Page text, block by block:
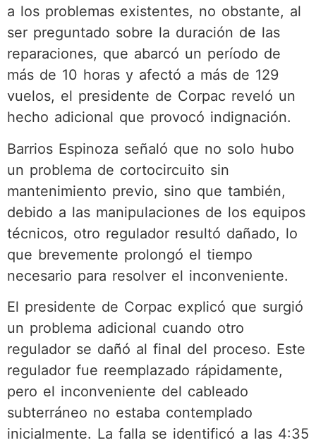
a los problemas existentes, no obstante, al
ser preguntado sobre la duración de las
reparaciones, que abarcó un período de
más de 10 horas y afectó a más de 129
vuelos, el presidente de Corpac reveló un
hecho adicional que provocó indignación.
Barrios Espinoza señaló que no solo hubo
un problema de cortocircuito sin
mantenimiento previo, sino que también,
debido a las manipulaciones de los equipos
técnicos, otro regulador resultó dañado, lo
que brevemente prolongó el tiempo
necesario para resolver el inconveniente.
El presidente de Corpac explicó que surgió
un problema adicional cuando otro
regulador se dañó al final del proceso. Este
regulador fue reemplazado rápidamente,
pero el inconveniente del cableado
subterráneo no estaba contemplado
inicialmente. La falla se identificó a las 4:35